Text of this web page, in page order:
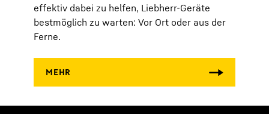
effektiv dabei zu helfen, Liebherr-Geräte
bestmöglich zu warten: Vor Ort oder aus der
Ferne.